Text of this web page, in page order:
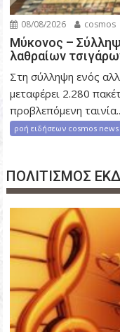
08/08/2026 cosmos
Μύκονος –
λαθραίων
Στη σύλληψη ενός
μεταφέρει 2.280
προβλεπόμενη
ροή ειδήσεων cosmos news
ΠΟΛΙΤΙΣΜΟΣ